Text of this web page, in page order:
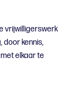
vrijwilligerswerk
door kennis,
elkaar te